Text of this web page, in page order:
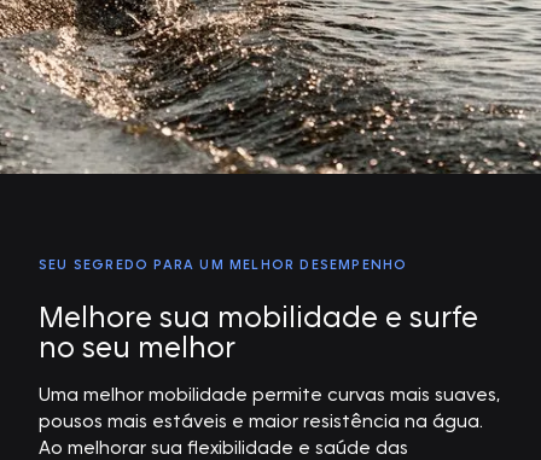
SEU SEGREDO PARA UM MELHOR DESEMPENHO
Melhore sua mobilidade e surfe
no seu melhor
Uma melhor mobilidade permite curvas mais suaves,
pousos mais estáveis e maior resistência na água.
Ao melhorar sua flexibilidade e saúde das